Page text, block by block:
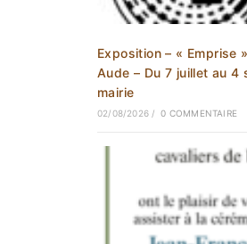
Exposition – « Emprise
Aude – Du 7 juillet au 4
mairie
02/08/2026 / 0 COMMENTAIRE